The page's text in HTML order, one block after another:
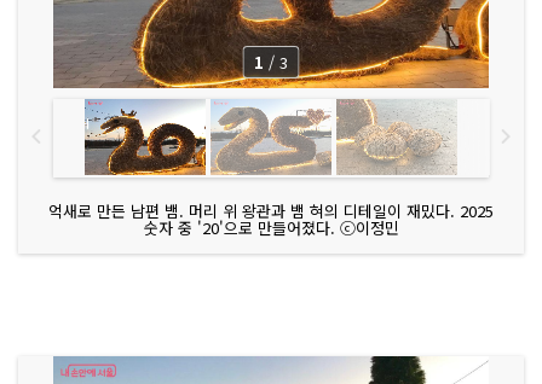
억새로 만든 남편 뱀. 머리 위 왕관과 뱀 혀의 디테일이 재밌다. 2025
숫자 중 '20'으로 만들어졌다. ⓒ이정민
1 / 3